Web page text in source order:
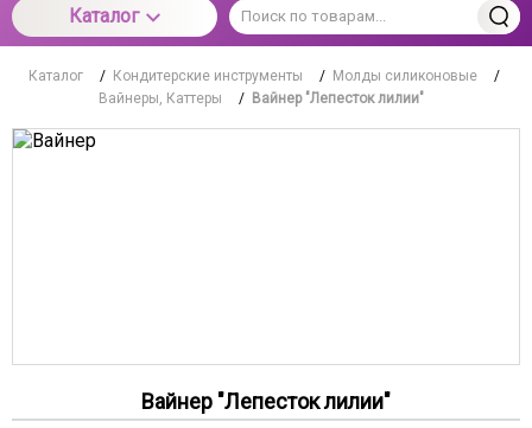
Каталог
Каталог / Кондитерские инструменты / Молды силиконовые
/
Вайнеры, Каттеры
/ Вайнер "Лепесток лилии"
Вайнер "Лепесток лилии"